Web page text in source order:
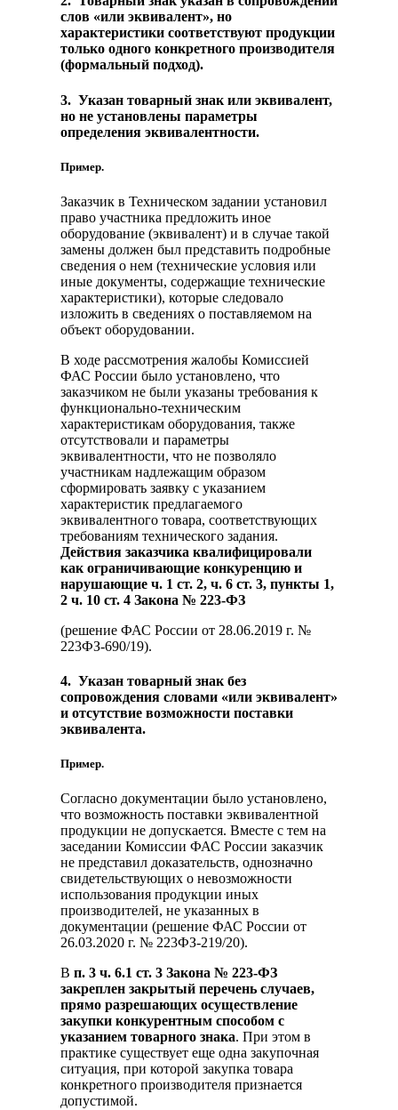
слов «или эквивалент», но
характеристики соответствуют продукции
только одного конкретного производителя
(формальный подход).
3. Указан товарный знак или эквивалент,
но не установлены параметры
определения эквивалентности.
Пример.
Заказчик в Техническом задании установил
право участника предложить иное
оборудование (эквивалент) и в случае такой
замены должен был представить подробные
сведения о нем (технические условия или
иные документы, содержащие технические
характеристики), которые следовало
изложить в сведениях о поставляемом на
объект оборудовании.
В ходе рассмотрения жалобы Комиссией
ФАС России было установлено, что
заказчиком не были указаны требования к
функционально-техническим
характеристикам оборудования, также
отсутствовали и параметры
эквивалентности, что не позволяло
участникам надлежащим образом
сформировать заявку с указанием
характеристик предлагаемого
эквивалентного товара, соответствующих
требованиям технического задания.
Действия заказчика квалифицировали
как ограничивающие конкуренцию и
нарушающие ч. 1 ст. 2, ч. 6 ст. 3, пункты 1,
2 ч. 10 ст. 4 Закона № 223-ФЗ
(решение ФАС России от 28.06.2019 г. №
223ФЗ-690/19).
4. Указан товарный знак без
сопровождения словами «или эквивалент»
и отсутствие возможности поставки
эквивалента.
Пример.
Согласно документации было установлено,
что возможность поставки эквивалентной
продукции не допускается. Вместе с тем на
заседании Комиссии ФАС России заказчик
не представил доказательств, однозначно
свидетельствующих о невозможности
использования продукции иных
производителей, не указанных в
документации (решение ФАС России от
26.03.2020 г. № 223ФЗ-219/20).
В п. 3 ч. 6.1 ст. 3 Закона № 223-ФЗ
закреплен закрытый перечень случаев,
прямо разрешающих осуществление
закупки конкурентным способом с
указанием товарного знака. При этом в
практике существует еще одна закупочная
ситуация, при которой закупка товара
конкретного производителя признается
допустимой.